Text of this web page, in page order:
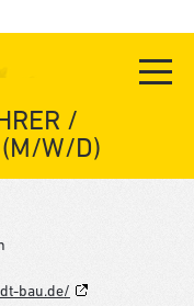
/
(M/W/D)
bau.de/